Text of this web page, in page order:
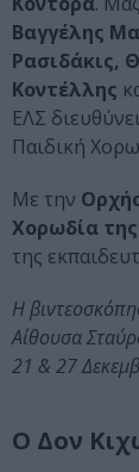
Βαγγέλης
Ρασιδάκις,
Κοντέλλης
ΕΛΣ
Παιδική
Με την
Χορωδία της
της
Η
Αίθουσα
21 & 27
Ο Δον